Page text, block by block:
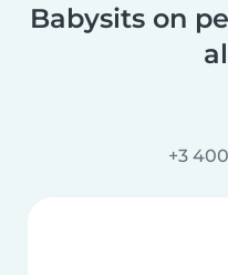
Babysits on
+3